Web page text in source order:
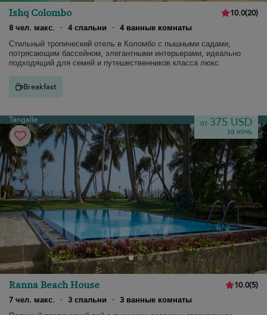
Ishq Colombo 10.0(20)
8 чел. макс.
· 4 спальни · 4 ванные комнаты
Стильный тропический отель в Коломбо с пышными садами,
потрясающим бассейном, элегантными интерьерами, идеально
подходящий для семей и путешественников класса люкс.
Breakfast
Tangalle от 375 USD
за ночь
Ranna Beach House 10.0(5)
7 чел. макс.
· 3 спальни · 3 ванные комнаты